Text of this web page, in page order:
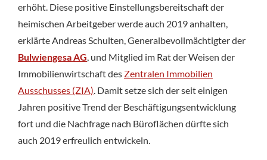
erhöht. Diese positive Einstellungsbereitschaft der
heimischen Arbeitgeber werde auch 2019 anhalten,
erklärte Andreas Schulten, Generalbevollmächtigter der
Bulwiengesa AG , und Mitglied im Rat der Weisen der
Immobilienwirtschaft des Zentralen Immobilien
Ausschusses (ZIA) . Damit setze sich der seit einigen
Jahren positive Trend der Beschäftigungsentwicklung
fort und die Nachfrage nach Büroflächen dürfte sich
auch 2019 erfreulich entwickeln.